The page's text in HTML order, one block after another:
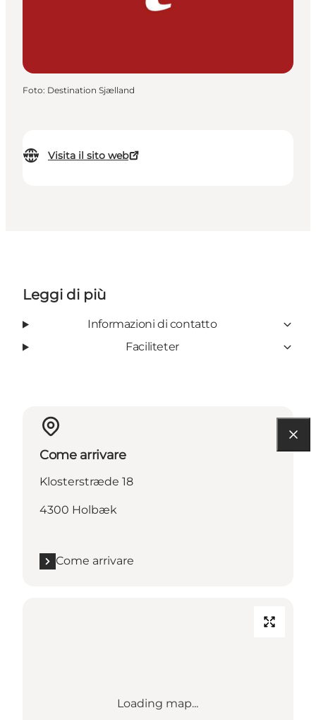
Visita il sito web
Foto: Destination Sjælland
Leggi di più
Informazioni di contatto
Faciliteter
Come arrivare
Klosterstræde 18
4300 Holbæk
Come arrivare
Loading map...